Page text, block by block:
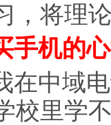
，将理
手机的
在中域
校里学